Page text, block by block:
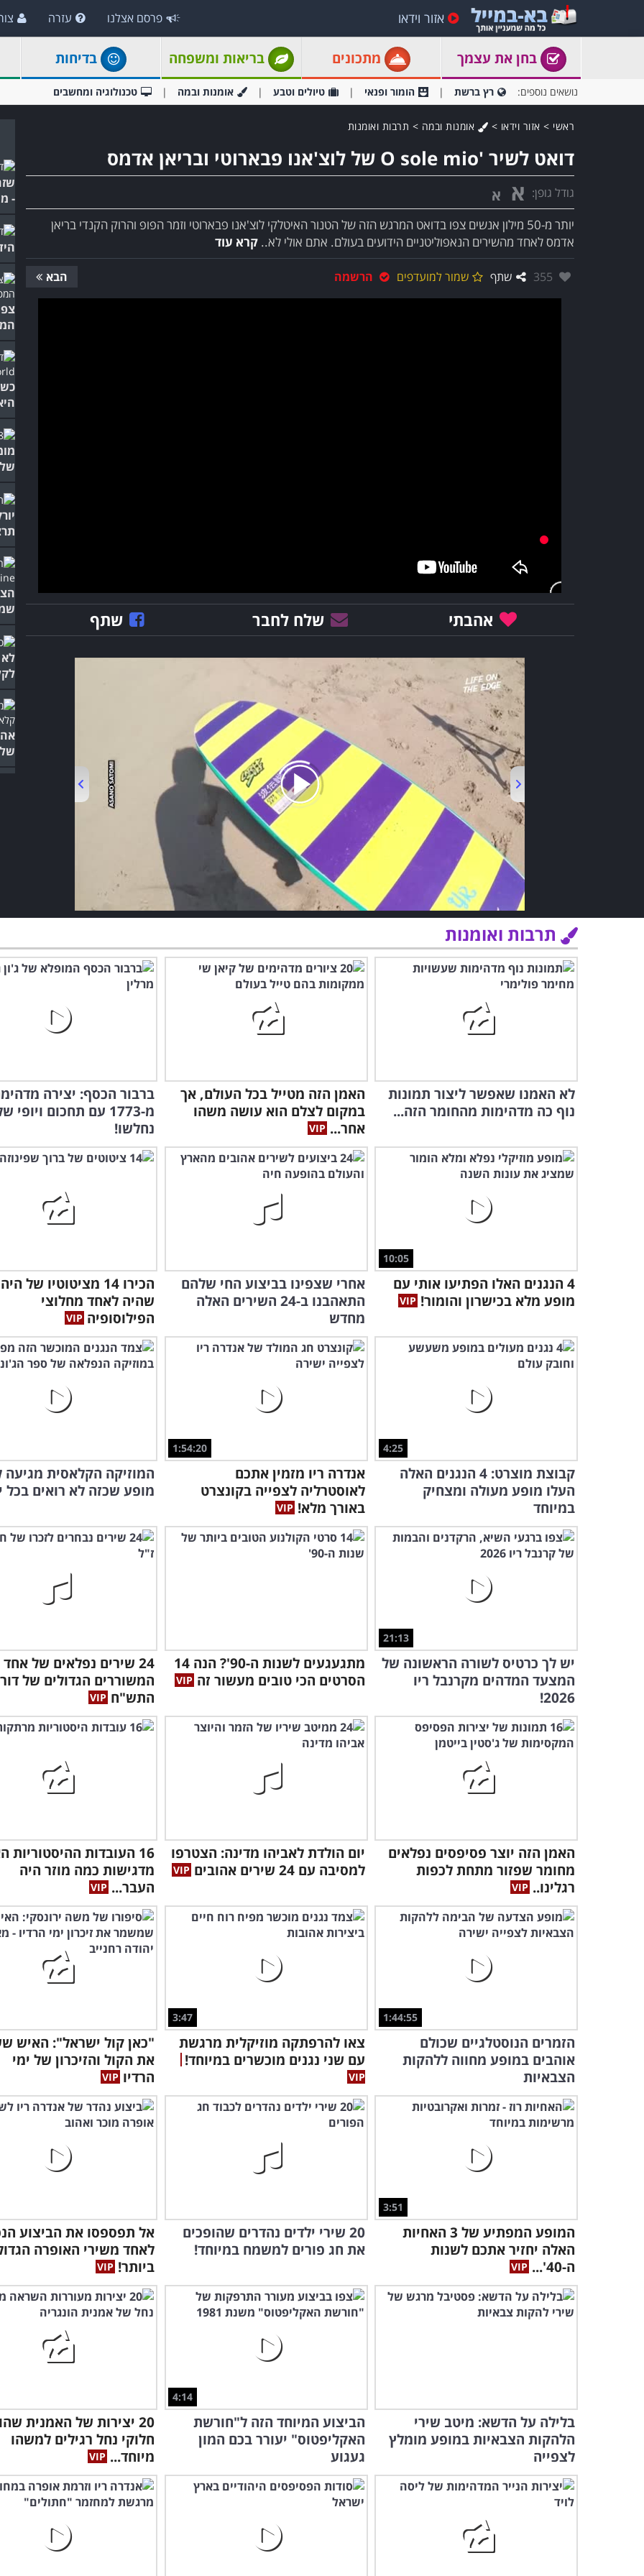
אזור וידאו פרסם אצלנו עזרה
בחן את עצמך מתכונים בריאות ומשפחה בדיחות
נושאים נוספים: רץ ברשת הומור ופנאי טיולים וטבע אומנות ובמה טכנולוגיה ומחשבים
ראשי > אזור וידאו > אומנות ובמה > תרבות ואומנות
דואט לשיר 'O sole mio של לוצ'אנו פבארוטי ובריאן אדמס
גודל גופן: א א
יותר מ-50 מילון אנשים צפו בדואט המרגש הזה של הטנור האיטלקי לוצ'אנו פבארוטי וזמר הפופ והרוק הקנדי בריאן
אדמס לאחד מהשירים הנאפוליטניים הידועים בעולם. אתם אולי לא.. קרא עוד
אהבו:
355 שתף שמור למועדפים הרשמה הבא
אהבתי שלח לחבר שתף
03:10
-
לא
תרבות ואומנות
לא האמנו שאפשר ליצור תמונות
נוף כה מדהימות מהחומר הזה...
האמן הזה מטייל בכל העולם, אך
במקום לצלם הוא עושה משהו
אחר...
ברבור הכסף: יצירה
מ-1773 עם תחכום ויופי
נחלשו!
10:05
4 הנגנים האלו הפתיעו אותי עם
מופע מלא בכישרון והומור!
אחרי שצפינו בביצוע החי שלהם
התאהבנו ב-24 השירים האלה
מחדש
הכירו 14 מציטוטיו של
שהיה לאחד מחלוצי
הפילוסופיה
4:25
קבוצת מוצרט: 4 הנגנים האלה
העלו מופע מעולה ומצחיק
במיוחד
1:54:20
אנדרה ריו מזמין אתכם
לאוסטרליה לצפייה בקונצרט
באורך מלא!
המוזיקה הקלאסית מגיעה
מופע שכזה לא רואים בכל
21:13
יש לך כרטיס לשורה הראשונה של
המצעד המדהים מקרנבל ריו
2026!
מתגעגעים לשנות ה-90'? הנה 14
הסרטים הכי טובים מעשור זה
24 שירים נפלאים של אחד
המשוררים הגדולים של דור
התש"ח
האמן הזה יוצר פסיפסים נפלאים
מחומר שפזור מתחת לכפות
רגלינו..
יום הולדת לאביהו מדינה: הצטרפו
למסיבה עם 24 שירים אהובים
16 העובדות ההיסטוריות
מדגישות כמה מוזר היה
העבר...
1:44:55
הזמרים הנוסטלגיים שכולם
אוהבים במופע מחווה ללהקות
הצבאיות
3:47
צאו להרפתקה מוזיקלית מרגשת
עם שני נגנים מוכשרים במיוחד!
"כאן קול ישראל": האיש
את הקול והזיכרון של ימי
הרדיו
3:51
המופע המפתיע של 3 האחיות
האלה יחזיר אתכם לשנות
ה-40'...
20 שירי ילדים נהדרים שהופכים
את חג פורים למשמח במיוחד!
אל תפספסו את הביצוע
לאחד משירי האופרה
ביותר!
בלילה על הדשא: מיטב שירי
הלהקות הצבאיות במופע מומלץ
לצפייה
4:14
הביצוע המיוחד הזה ל"חורשת
האקליפטוס" יעורר בכם המון
געגוע
20 יצירות של האמנית
חלוקי נחל רגילים למשהו
מיוחד...